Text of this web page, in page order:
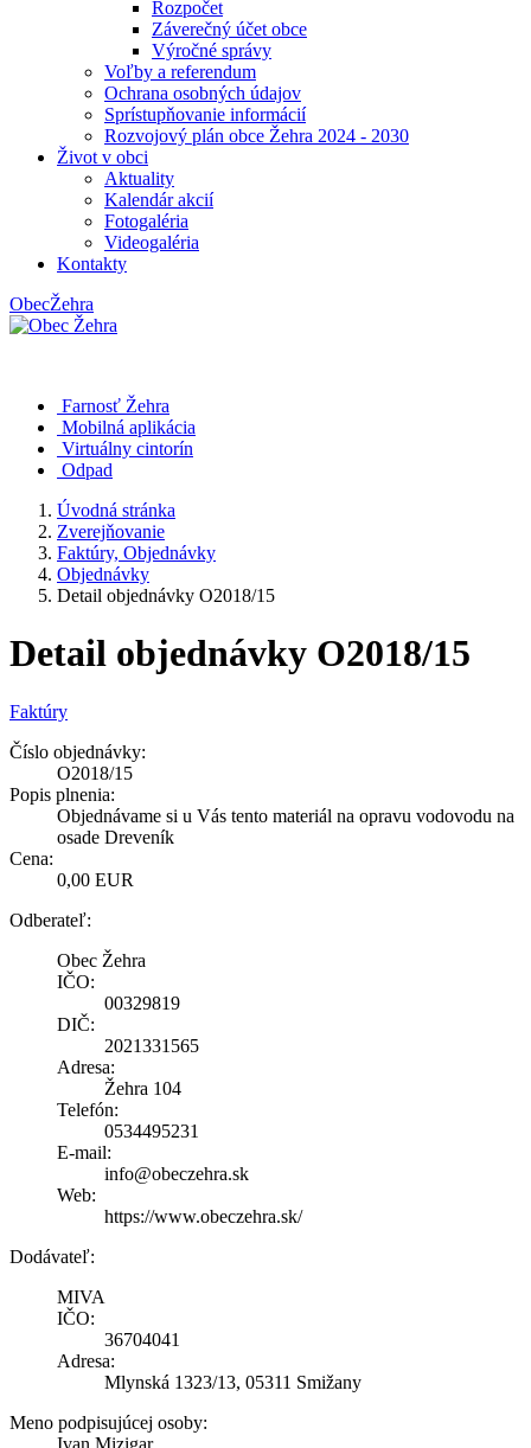
Rozpočet
Záverečný účet obce
Výročné správy
Voľby a referendum
Ochrana osobných údajov
Sprístupňovanie informácií
Rozvojový plán obce Žehra 2024 - 2030
Život v obci
Aktuality
Kalendár akcií
Fotogaléria
Videogaléria
Kontakty
ObecŽehra
Farnosť Žehra
Mobilná aplikácia
Virtuálny cintorín
Odpad
Úvodná stránka
Zverejňovanie
Faktúry, Objednávky
Objednávky
Detail objednávky O2018/15
Detail objednávky O2018/15
Faktúry
Číslo objednávky:
O2018/15
Popis plnenia:
Objednávame si u Vás tento materiál na opravu vodovodu na
osade Dreveník
Cena:
0,00 EUR
Odberateľ:
Obec Žehra
IČO:
00329819
DIČ:
2021331565
Adresa:
Žehra 104
Telefón:
0534495231
E-mail:
info@obeczehra.sk
Web:
https://www.obeczehra.sk/
Dodávateľ:
MIVA
IČO:
36704041
Adresa:
Mlynská 1323/13, 05311 Smižany
Meno podpisujúcej osoby:
Ivan Mizigar